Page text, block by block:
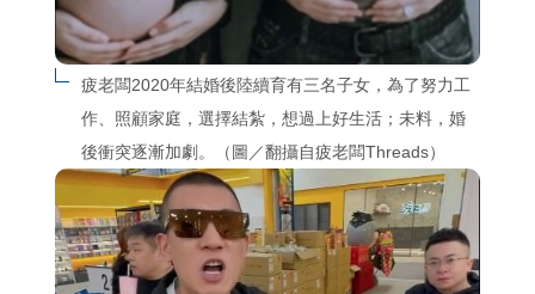
疲老闆2020年結婚後陸續育有三名子女，為了努力工
作、照顧家庭，選擇結紮，想過上好生活；未料，婚
後衝突逐漸加劇。（圖／翻攝自疲老闆Threads）